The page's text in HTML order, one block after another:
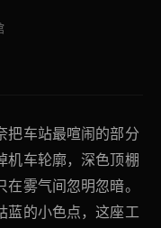
把车站最喧闹的部分
机车轮廓，深色顶棚
雾气间忽明忽暗。
蓝的小色点，这座工